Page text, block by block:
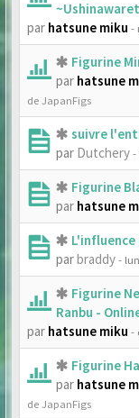
par hatsune miku -
Figurine
par hatsune
de JapanFigs
suivre
par Dutchery-
Figurine
par hatsune
L'influence
parbraddy-
Figurine
Ranbu -
par hatsune miku -
Figurine
par hatsune
de JapanFigs